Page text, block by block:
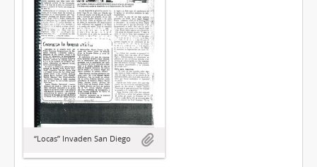
“Locas” Invaden San Diego